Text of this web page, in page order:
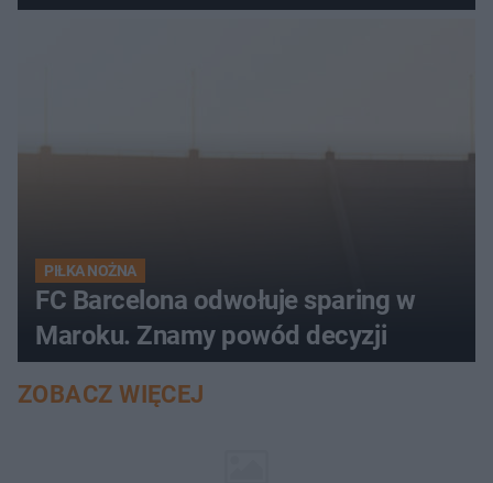
PIŁKA NOŻNA
FC Barcelona odwołuje sparing w
Maroku. Znamy powód decyzji
ZOBACZ WIĘCEJ